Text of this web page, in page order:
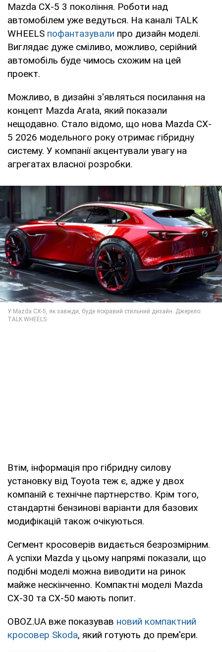
Mazda CX-5 3 покоління. Роботи над
автомобілем уже ведуться. На каналі TALK
WHEELS пофантазували про дизайн моделі.
Виглядає дуже сміливо, можливо, серійний
автомобіль буде чимось схожим на цей
проект.
Можливо, в дизайні з'являться посилання на
концепт Mazda Arata, який показали
нещодавно. Стало відомо, що нова Mazda CX-
5 2026 модельного року отримає гібридну
систему. У компанії акцентували увагу на
агрегатах власної розробки.
Втім, інформація про гібридну силову
установку від Toyota теж є, адже у двох
компаній є технічне партнерство. Крім того,
стандартні бензинові варіанти для базових
модифікацій також очікуються.
Сегмент кросоверів видається безрозмірним.
А успіхи Mazda у цьому напрямі показали, що
подібні моделі можна виводити на ринок
майже нескінченно. Компактні моделі Mazda
CX-30 та CX-50 мають попит.
OBOZ.UA вже показував новий компактний
кросовер Skoda, який готують до прем'єри.